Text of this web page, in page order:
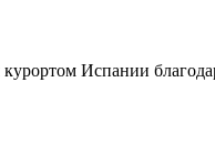
Испании